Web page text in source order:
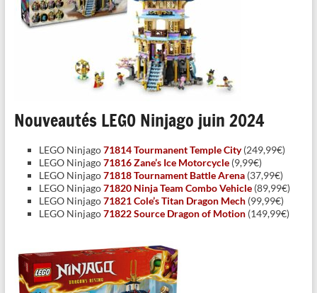
Nouveautés LEGO Ninjago juin 2024
LEGO Ninjago71814 Tourmanent Temple City(249,99€)
LEGO Ninjago71816 Zane’s Ice Motorcycle(9,99€)
LEGO Ninjago71818 Tournament Battle Arena(37,99€)
LEGO Ninjago71820 Ninja Team Combo Vehicle(89,99€)
LEGO Ninjago71821 Cole’s Titan Dragon Mech(99,99€)
LEGO Ninjago71822 Source Dragon of Motion(149,99€)